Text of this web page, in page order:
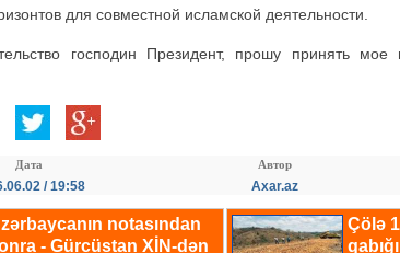
для совместной исламской деятельности.
господин Президент, прошу принять
Дата
/ 19:58
Автор
Axar.az